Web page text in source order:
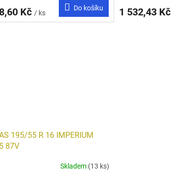
Kč / ks
Do košíku 1 532,43 Kč
195/55 R 16 IMPERIUM
87V
Skladem (13 ks)